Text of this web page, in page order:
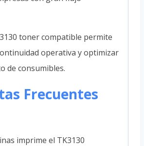
toner compatible permite
operativa y optimizar
de consumibles.
Frecuentes
imprime el TK3130